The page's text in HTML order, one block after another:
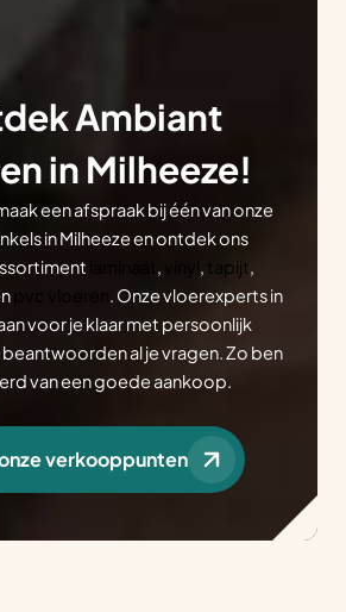
Ambiant
in Milheeze!
een afspraak bij één van onze
in Milheeze en ontdek ons
, , tapijt,
. Onze vloerexperts in
voor je klaar met persoonlijk
al je vragen. Zo ben
van een goede aankoop.
verkooppunten